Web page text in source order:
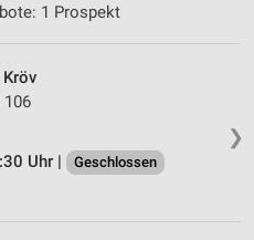
1 Prospekt
❯
Uhr |
Geschlossen